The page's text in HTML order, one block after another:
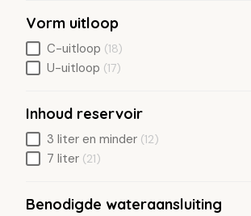
Vorm uitloop
C-uitloop (18)
U-uitloop (17)
Inhoud reservoir
3 liter en minder (12)
7 liter (21)
Benodigde wateraansluiting